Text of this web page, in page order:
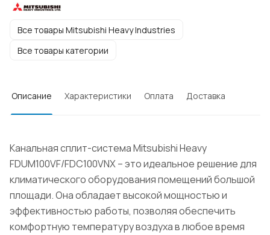
Все товары Mitsubishi Heavy Industries
Все товары категории
Описание Характеристики Оплата Доставка
Канальная сплит-система Mitsubishi Heavy
FDUM100VF/FDC100VNX – это идеальное решение для
климатического оборудования помещений большой
площади. Она обладает высокой мощностью и
эффективностью работы, позволяя обеспечить
комфортную температуру воздуха в любое время